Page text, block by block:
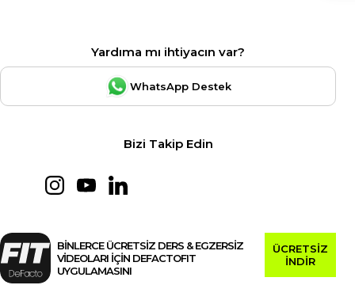
Yardıma mı ihtiyacın var?
WhatsApp Destek
Bizi Takip Edin
BİNLERCE ÜCRETSİZ DERS & EGZERSİZ
VİDEOLARI İÇİN DEFACTOFIT
UYGULAMASINI
ÜCRETSİZ
İNDİR